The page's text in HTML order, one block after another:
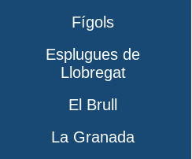
Fígols
Esplugues de
Llobregat
El Brull
La Granada